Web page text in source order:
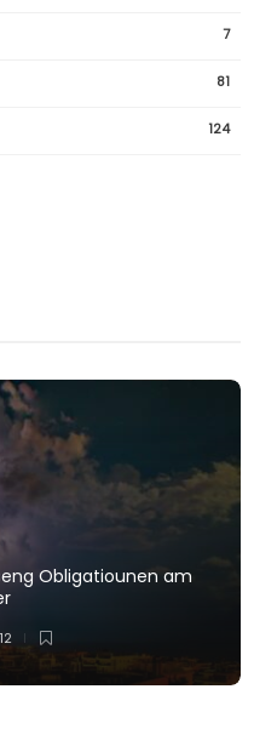
7
81
124
Obligatiounen am